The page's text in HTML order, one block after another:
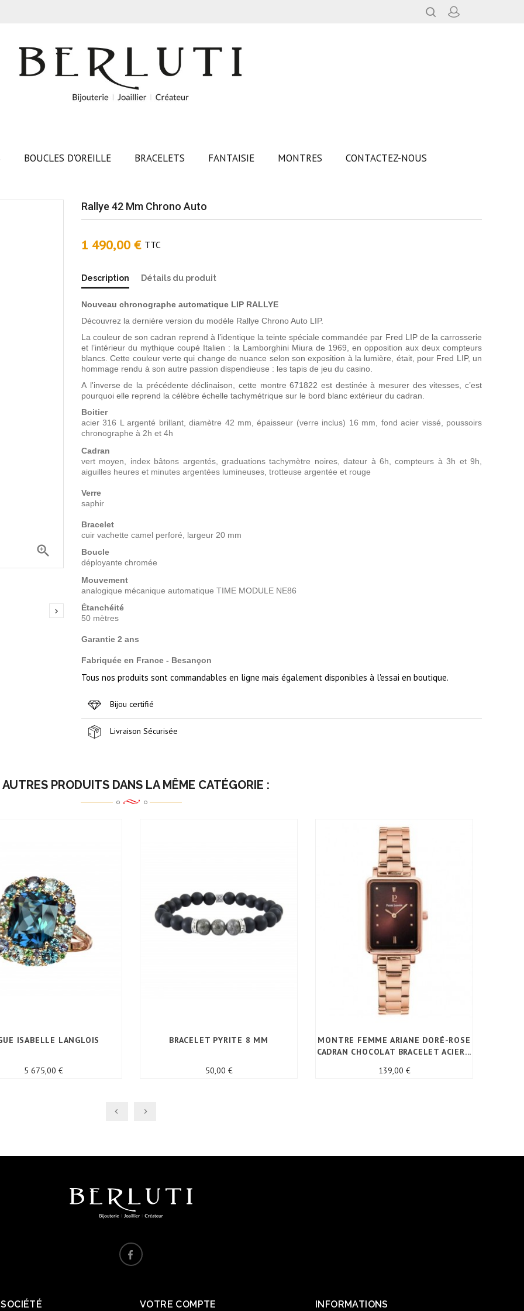
BOUCLES D'OREILLE BRACELETS FANTAISIE MONTRES CONTACTEZ-NOUS


Rallye 42 Mm Chrono Auto
1 490,00 € TTC
Description Détails du produit
Nouveau chronographe automatique LIP RALLYE
Découvrez la dernière version du modèle Rallye Chrono Auto LIP.
La couleur de son cadran reprend à l’identique la teinte spéciale commandée par Fred LIP de la carrosserie
et l’intérieur du mythique coupé Italien : la Lamborghini Miura de 1969, en opposition aux deux compteurs
blancs. Cette couleur verte qui change de nuance selon son exposition à la lumière, était, pour Fred LIP, un
hommage rendu à son autre passion dispendieuse : les tapis de jeu du casino.
A l'inverse de la précédente déclinaison, cette montre 671822 est destinée à mesurer des vitesses, c’est
pourquoi elle reprend la célèbre échelle tachymétrique sur le bord blanc extérieur du cadran.
Boitier
acier 316 L argenté brillant, diamètre 42 mm, épaisseur (verre inclus) 16 mm, fond acier vissé, poussoirs
chronographe à 2h et 4h
Cadran
vert moyen, index bâtons argentés, graduations tachymètre noires, dateur à 6h, compteurs à 3h et 9h,
aiguilles heures et minutes argentées lumineuses, trotteuse argentée et rouge
Verre
saphir
Bracelet
cuir vachette camel perforé, largeur 20 mm
Boucle
déployante chromée
Mouvement
analogique mécanique automatique TIME MODULE NE86
Étanchéité
50 mètres
Garantie 2 ans
Fabriquée en France - Besançon
Tous nos produits sont commandables en ligne mais également disponibles à l'essai en boutique.
Bijou certifié
Livraison Sécurisée
PRODUITS DANS LA MÊME CATÉGORIE :
ISABELLE LANGLOIS
5 675,00 €Prix
BRACELET PYRITE 8 MM
50,00 €Prix
MONTRE FEMME ARIANE DORÉ-ROSE
CADRAN CHOCOLAT BRACELET ACIER...
139,00 €Prix
VOTRE COMPTE INFORMATIONS